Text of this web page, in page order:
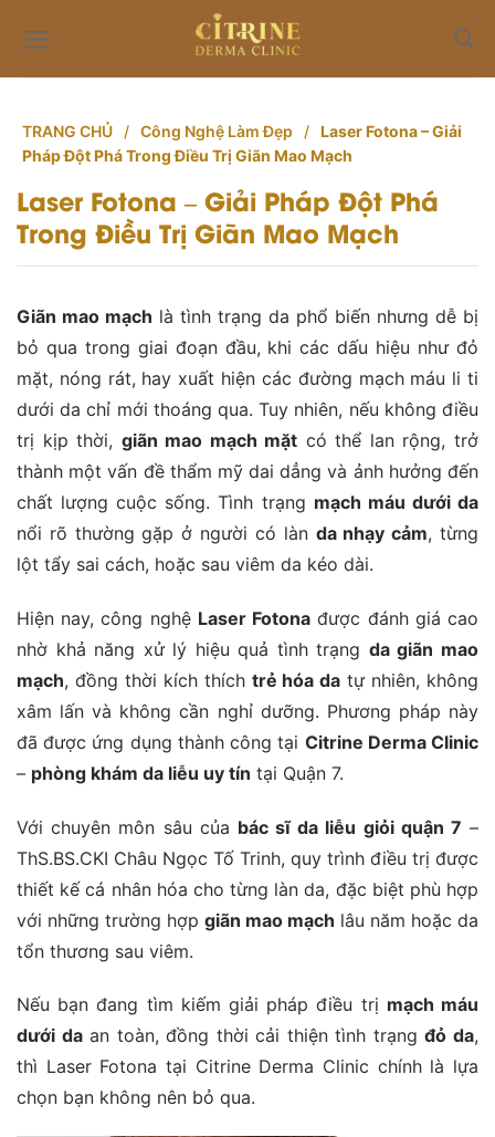
content
TRANG CHỦ / Công Nghệ Làm Đẹp / Laser Fotona – Giải
Pháp Đột Phá Trong Điều Trị Giãn Mao Mạch
Laser Fotona – Giải Pháp Đột Phá
Trong Điều Trị Giãn Mao Mạch
Giãn mao mạch là tình trạng da phổ biến nhưng dễ bị
bỏ qua trong giai đoạn đầu, khi các dấu hiệu như đỏ
mặt, nóng rát, hay xuất hiện các đường mạch máu li ti
dưới da chỉ mới thoáng qua. Tuy nhiên, nếu không điều
trị kịp thời, giãn mao mạch mặt có thể lan rộng, trở
thành một vấn đề thẩm mỹ dai dẳng và ảnh hưởng đến
chất lượng cuộc sống. Tình trạng mạch máu dưới da
nổi rõ thường gặp ở người có làn da nhạy cảm, từng
lột tẩy sai cách, hoặc sau viêm da kéo dài.
Hiện nay, công nghệ Laser Fotona được đánh giá cao
nhờ khả năng xử lý hiệu quả tình trạng da giãn mao
mạch, đồng thời kích thích trẻ hóa da tự nhiên, không
xâm lấn và không cần nghỉ dưỡng. Phương pháp này
đã được ứng dụng thành công tại Citrine Derma Clinic
– phòng khám da liễu uy tín tại Quận 7.
Với chuyên môn sâu của bác sĩ da liễu giỏi quận 7 –
ThS.BS.CKI Châu Ngọc Tố Trinh, quy trình điều trị được
thiết kế cá nhân hóa cho từng làn da, đặc biệt phù hợp
với những trường hợp giãn mao mạch lâu năm hoặc da
tổn thương sau viêm.
Nếu bạn đang tìm kiếm giải pháp điều trị mạch máu
dưới daan toàn, đồng thời cải thiện tình trạngđỏ da,
thì Laser Fotona tại Citrine Derma Clinic chính là lựa
chọn bạn không nên bỏ qua.